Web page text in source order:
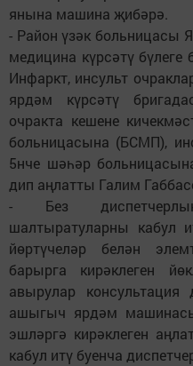
янына машина җибәрә.
- Район үзәк
медицина күрсәтү
Инфаркт, инсульт
ярдәм күрсәтү
очракта кешене
больницасына (БСМП),
5нче шәһәр
дип аңлатты Галим
- Без
шалтыратуларны кабул
йөртүчеләр белән
барырга кирәклеген
авырулар
ашыгыч ярдәм
эшләргә кирәклеген
кабул итү буенча